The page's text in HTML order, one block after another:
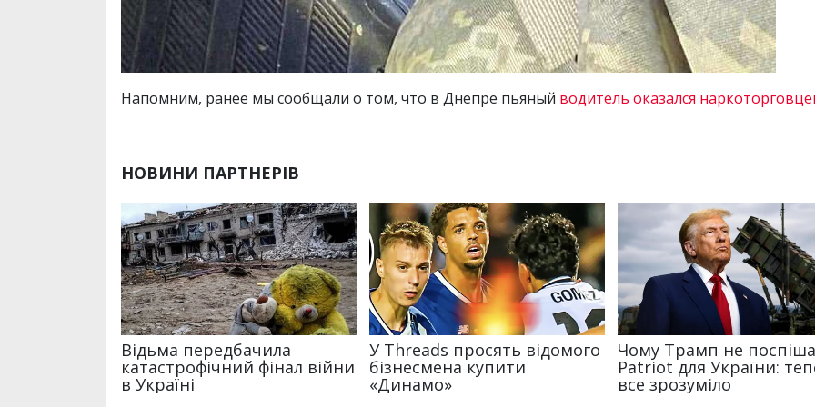
Напомним, ранее мы сообщали о том, что в Днепре пьяный водитель оказался